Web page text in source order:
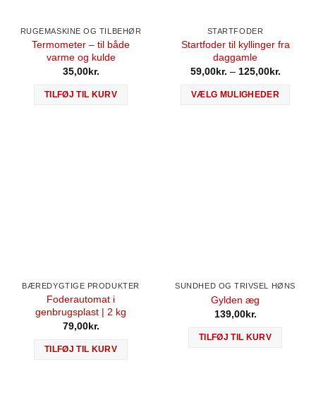
RUGEMASKINE OG TILBEHØR
Termometer – til både
varme og kulde
35,00kr.
TILFØJ TIL KURV
STARTFODER
Startfoder til kyllinger fra
daggamle
59,00kr. – 125,00kr.
VÆLG MULIGHEDER
BÆREDYGTIGE PRODUKTER
Foderautomat i
genbrugsplast | 2 kg
79,00kr.
TILFØJ TIL KURV
SUNDHED OG TRIVSEL HØNS
Gylden æg
139,00kr.
TILFØJ TIL KURV